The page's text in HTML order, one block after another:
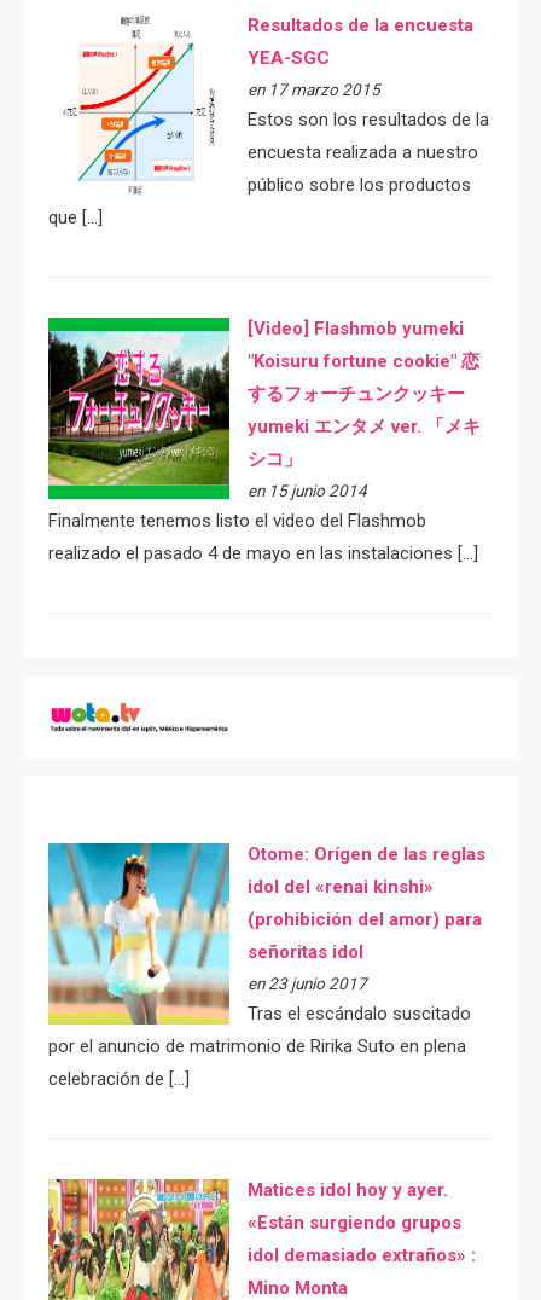
Resultados de la encuesta
YEA-SGC
en 17 marzo 2015
Estos son los resultados de la
encuesta realizada a nuestro
público sobre los productos
que […]
[Video] Flashmob yumeki
"Koisuru fortune cookie" 恋
するフォーチュンクッキー
yumeki エンタメ ver. 「メキ
シコ」
en 15 junio 2014
Finalmente tenemos listo el video del Flashmob
realizado el pasado 4 de mayo en las instalaciones […]
Otome: Orígen de las reglas
idol del «renai kinshi»
(prohibición del amor) para
señoritas idol
en 23 junio 2017
Tras el escándalo suscitado
por el anuncio de matrimonio de Ririka Suto en plena
celebración de […]
Matices idol hoy y ayer.
«Están surgiendo grupos
idol demasiado extraños» :
Mino Monta